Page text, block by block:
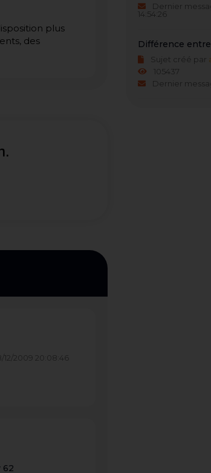
plus
des
12/2009 20:08:46
62
Dernier
14:54:26
Différence entre
Sujet créé par
105437
Dernier